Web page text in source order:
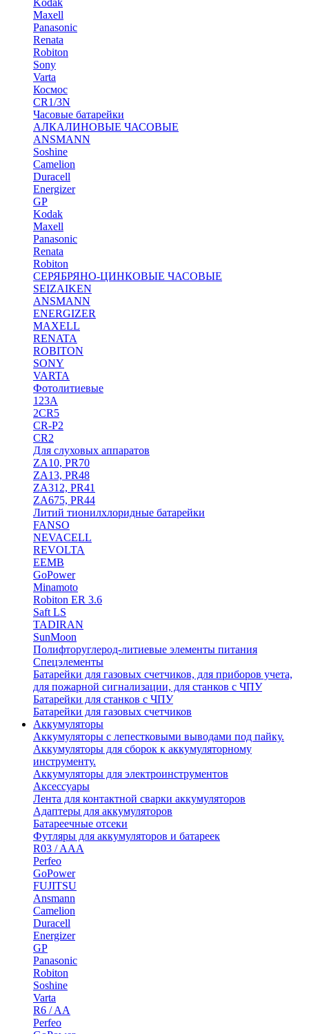
Kodak
Maxell
Panasonic
Renata
Robiton
Sony
Varta
Космос
CR1/3N
Часовые батарейки
АЛКАЛИНОВЫЕ ЧАСОВЫЕ
ANSMANN
Soshine
Camelion
Duracell
Energizer
GP
Kodak
Maxell
Panasonic
Renata
Robiton
СЕРЯБРЯНО-ЦИНКОВЫЕ ЧАСОВЫЕ
SEIZAIKEN
ANSMANN
ENERGIZER
MAXELL
RENATA
ROBITON
SONY
VARTA
Фотолитиевые
123A
2CR5
CR-P2
CR2
Для слуховых аппаратов
ZA10, PR70
ZA13, PR48
ZA312, PR41
ZA675, PR44
Литий тионилхлоридные батарейки
FANSO
NEVACELL
REVOLTA
EEMB
GoPower
Minamoto
Robiton ER 3.6
Saft LS
TADIRAN
SunMoon
Полифторуглерод-литиевые элементы питания
Спецэлементы
Батарейки для газовых счетчиков, для приборов учета,
для пожарной сигнализации, для станков с ЧПУ
Батарейки для станков с ЧПУ
Батарейки для газовых счетчиков
Аккумуляторы
Аккумуляторы с лепестковыми выводами под пайку.
Аккумуляторы для сборок к аккумуляторному
инструменту.
Аккумуляторы для электроинструментов
Аксессуары
Лента для контактной сварки аккумуляторов
Адаптеры для аккумуляторов
Батареечные отсеки
Футляры для аккумуляторов и батареек
R03 / AAA
Perfeo
GoPower
FUJITSU
Ansmann
Camelion
Duracell
Energizer
GP
Panasonic
Robiton
Soshine
Varta
R6 / AA
Perfeo